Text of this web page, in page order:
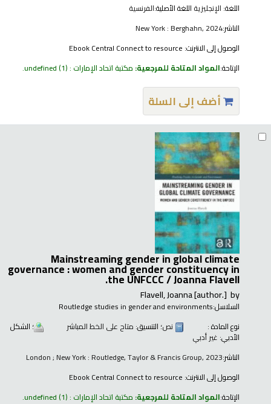
اللغة: الإنجليزية اللغة الأصلية:الفرنسية
الناشر:New York : Berghahn, 2024
الوصول إلى الانترنت: Ebook Central Connect to resource
الإتاحة:المواد المتاحة للمرجعية: مكتبة اتحاد الإمارات : undefined(1).
أضف إلى السلة
Mainstreaming gender in global climate
governance : women and gender constituency in
the UNFCCC /Joanna Flavell.
by
Flavell, Joanna[author.]
السلاسل:Routledge studies in gender and environments
نوع المادة :
نص؛ التنسيق: متاح على الخط المباشر ؛ الشكل
الأدبي: غير أدبي
الناشر:London ; New York : Routledge, Taylor & Francis Group, 2023
الوصول إلى الانترنت: Ebook Central Connect to resource
الإتاحة:المواد المتاحة للمرجعية: مكتبة اتحاد الإمارات : undefined(1).